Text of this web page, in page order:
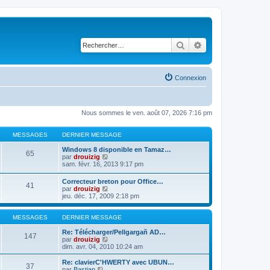
Rechercher
Connexion
Nous sommes le ven. août 07, 2026 7:16 pm
MESSAGES DERNIER MESSAGE
65
Windows 8 disponible en Tamaz…
par drouizig
o
u
l
t
e
r
l
d
e
r
n
i
sam. févr. 16, 2013 9:17 pm
41
Correcteur breton pour Office…
par drouizig
o
n
s
u
l
t
r
l
e
jeu. déc. 17, 2009 2:18 pm
MESSAGES DERNIER MESSAGE
147
Re: Télécharger/Pellgargañ AD…
par drouizig
o
n
s
dim. avr. 04, 2010 10:24 am
37
Re: clavierC'HWERTY avec UBUN…